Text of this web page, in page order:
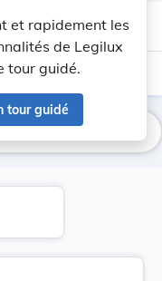
Aide
et rapidement les
de Legilux
tour guidé.
tour guidé
light_mode dark_mode